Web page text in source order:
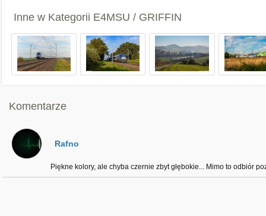
Inne w Kategorii E4MSU / GRIFFIN
Komentarze
Rafno
Piękne kolory, ale chyba czernie zbyt głębokie... Mimo to odbiór